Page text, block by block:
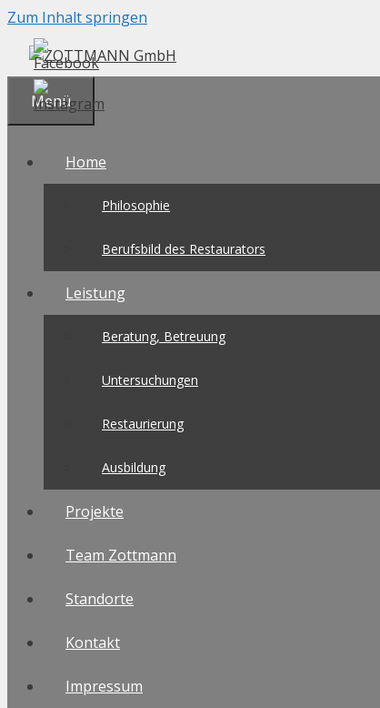
Zum Inhalt springen
Menü
Home
Philosophie
Berufsbild des Restaurators
Leistung
Beratung, Betreuung
Untersuchungen
Restaurierung
Ausbildung
Projekte
Team Zottmann
Standorte
Kontakt
Impressum